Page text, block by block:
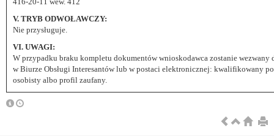
V. TRYB ODWOŁAWCZY:
Nie przysługuje.
VI. UWAGI:
W przypadku braku kompletu dokumentów wnioskodawca zostanie wezwany
w Biurze Obsługi Interesantów lub w postaci elektronicznej: kwalifikowany
osobisty albo profil zaufany.